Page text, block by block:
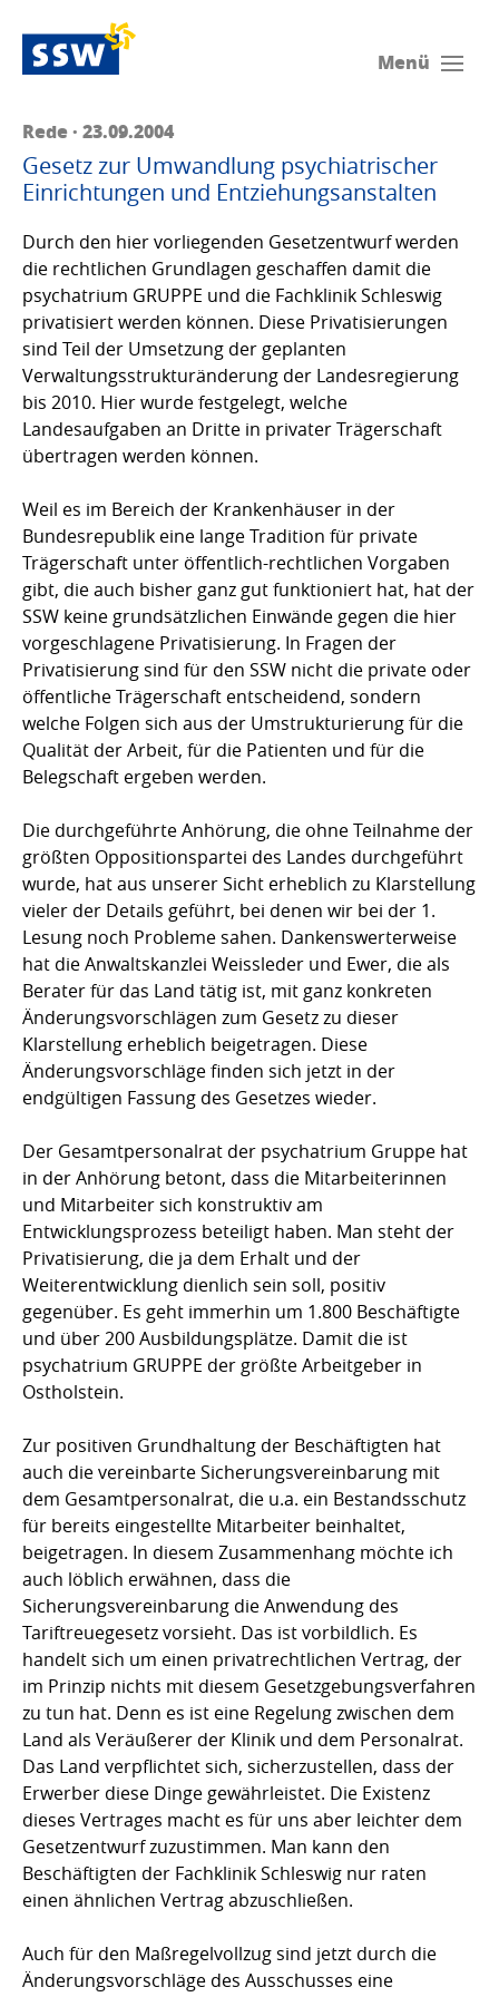
Menü
Rede · 23.09.2004
Gesetz zur Umwandlung psychiatrischer
Einrichtungen und Entziehungsanstalten
Durch den hier vorliegenden Gesetzentwurf werden
die rechtlichen Grundlagen geschaffen damit die
psychatrium GRUPPE und die Fachklinik Schleswig
privatisiert werden können. Diese Privatisierungen
sind Teil der Umsetzung der geplanten
Verwaltungsstrukturänderung der Landesregierung
bis 2010. Hier wurde festgelegt, welche
Landesaufgaben an Dritte in privater Trägerschaft
übertragen werden können.
Weil es im Bereich der Krankenhäuser in der
Bundesrepublik eine lange Tradition für private
Trägerschaft unter öffentlich-rechtlichen Vorgaben
gibt, die auch bisher ganz gut funktioniert hat, hat der
SSW keine grundsätzlichen Einwände gegen die hier
vorgeschlagene Privatisierung. In Fragen der
Privatisierung sind für den SSW nicht die private oder
öffentliche Trägerschaft entscheidend, sondern
welche Folgen sich aus der Umstrukturierung für die
Qualität der Arbeit, für die Patienten und für die
Belegschaft ergeben werden.
Die durchgeführte Anhörung, die ohne Teilnahme der
größten Oppositionspartei des Landes durchgeführt
wurde, hat aus unserer Sicht erheblich zu Klarstellung
vieler der Details geführt, bei denen wir bei der 1.
Lesung noch Probleme sahen. Dankenswerterweise
hat die Anwaltskanzlei Weissleder und Ewer, die als
Berater für das Land tätig ist, mit ganz konkreten
Änderungsvorschlägen zum Gesetz zu dieser
Klarstellung erheblich beigetragen. Diese
Änderungsvorschläge finden sich jetzt in der
endgültigen Fassung des Gesetzes wieder.
Der Gesamtpersonalrat der psychatrium Gruppe hat
in der Anhörung betont, dass die Mitarbeiterinnen
und Mitarbeiter sich konstruktiv am
Entwicklungsprozess beteiligt haben. Man steht der
Privatisierung, die ja dem Erhalt und der
Weiterentwicklung dienlich sein soll, positiv
gegenüber. Es geht immerhin um 1.800 Beschäftigte
und über 200 Ausbildungsplätze. Damit die ist
psychatrium GRUPPE der größte Arbeitgeber in
Ostholstein.
Zur positiven Grundhaltung der Beschäftigten hat
auch die vereinbarte Sicherungsver­ein­barung mit
dem Gesamtpersonalrat, die u.a. ein Bestandsschutz
für bereits eingestellte Mitarbeiter beinhaltet,
beigetragen. In diesem Zusammenhang möchte ich
auch löblich erwähnen, dass die
Sicherungsvereinbarung die Anwendung des
Tariftreuegesetz vorsieht. Das ist vorbildlich. Es
handelt sich um einen privatrecht­lichen Vertrag, der
im Prinzip nichts mit diesem Gesetzgebungsverfahren
zu tun hat. Denn es ist eine Regelung zwischen dem
Land als Veräußerer der Klinik und dem Personalrat.
Das Land verpflichtet sich, sicherzustellen, dass der
Erwerber diese Dinge gewährleistet. Die Existenz
dieses Vertrages macht es für uns aber leichter dem
Gesetzentwurf zuzustimmen. Man kann den
Beschäftigten der Fachklinik Schleswig nur raten
einen ähnlichen Vertrag abzuschließen.
Auch für den Maßregelvollzug sind jetzt durch die
Änderungsvorschläge des Ausschusses eine